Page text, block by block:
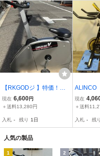
小型 de132
【RKGODジ 】特価！コ
ードレスフィットネスバ
イク/BG870M01 V65i/中
歓迎/弊社近隣配達も可/発
現在 6,600円
＋送料13,280円
入札 - 残り 1日
スピン
ロバイ
発
現在
＋送料
入札 - 残り
人気の製品
1 2